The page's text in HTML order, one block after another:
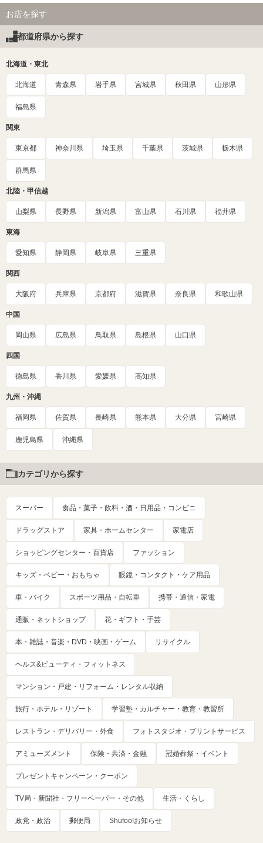
お店を探す
都道府県から探す
北海道・東北
北海道 青森県 岩手県 宮城県 秋田県 山形県
福島県
関東
東京都 神奈川県 埼玉県 千葉県 茨城県 栃木県
群馬県
北陸・甲信越
山梨県 長野県 新潟県 富山県 石川県 福井県
東海
愛知県 静岡県 岐阜県 三重県
関西
大阪府 兵庫県 京都府 滋賀県 奈良県 和歌山県
中国
岡山県 広島県 鳥取県 島根県 山口県
四国
徳島県 香川県 愛媛県 高知県
九州・沖縄
福岡県 佐賀県 長崎県 熊本県 大分県 宮崎県
鹿児島県 沖縄県
カテゴリから探す
スーパー 食品・菓子・飲料・酒・日用品・コンビニ
ドラッグストア 家具・ホームセンター 家電店
ショッピングセンター・百貨店 ファッション
キッズ・ベビー・おもちゃ 眼鏡・コンタクト・ケア用品
車・バイク スポーツ用品・自転車 携帯・通信・家電
通販・ネットショップ 花・ギフト・手芸
本・雑誌・音楽・DVD・映画・ゲーム リサイクル
ヘルス&ビューティ・フィットネス
マンション・戸建・リフォーム・レンタル収納
旅行・ホテル・リゾート 学習塾・カルチャー・教育・教習所
レストラン・デリバリー・外食 フォトスタジオ・プリントサービス
アミューズメント 保険・共済・金融 冠婚葬祭・イベント
プレゼントキャンペーン・クーポン
TV局・新聞社・フリーペーパー・その他 生活・くらし
政党・政治 郵便局 Shufoo!お知らせ